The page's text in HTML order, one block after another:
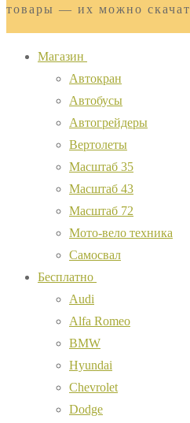
товары — их можно
Магазин
Автокран
Автобусы
Автогрейдеры
Вертолеты
Масштаб 35
Масштаб 43
Масштаб 72
Мото-вело техника
Самосвал
Бесплатно
Audi
Alfa Romeo
BMW
Hyundai
Chevrolet
Dodge